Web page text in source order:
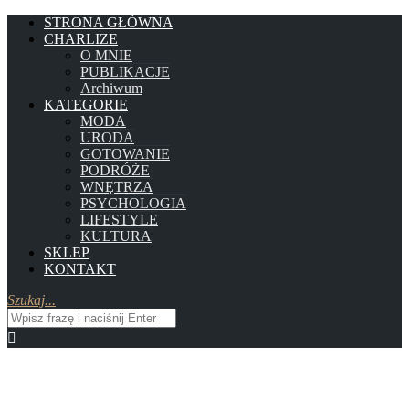
STRONA GŁÓWNA
CHARLIZE
O MNIE
PUBLIKACJE
Archiwum
KATEGORIE
MODA
URODA
GOTOWANIE
PODRÓŻE
WNĘTRZA
PSYCHOLOGIA
LIFESTYLE
KULTURA
SKLEP
KONTAKT
Szukaj...